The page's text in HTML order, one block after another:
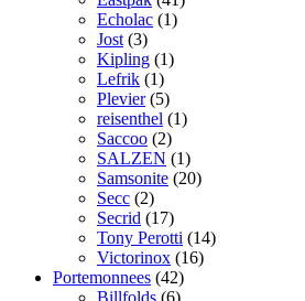
Echolac (1)
Jost (3)
Kipling (1)
Lefrik (1)
Plevier (5)
reisenthel (1)
Saccoo (2)
SALZEN (1)
Samsonite (20)
Secc (2)
Secrid (17)
Tony Perotti (14)
Victorinox (16)
Portemonnees (42)
Billfolds (6)